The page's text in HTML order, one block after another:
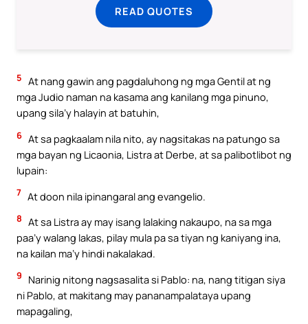
READ QUOTES
5 At nang gawin ang pagdaluhong ng mga Gentil at ng
mga Judio naman na kasama ang kanilang mga pinuno,
upang sila’y halayin at batuhin,
6 At sa pagkaalam nila nito, ay nagsitakas na patungo sa
mga bayan ng Licaonia, Listra at Derbe, at sa palibotlibot ng
lupain:
7 At doon nila ipinangaral ang evangelio.
8 At sa Listra ay may isang lalaking nakaupo, na sa mga
paa’y walang lakas, pilay mula pa sa tiyan ng kaniyang ina,
na kailan ma’y hindi nakalakad.
9
Narinig nitong nagsasalita si Pablo: na, nang titigan siya
ni Pablo, at makitang may pananampalataya upang
mapagaling,